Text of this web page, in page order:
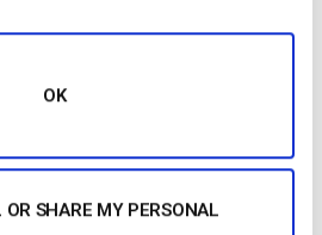
OK
OR SHARE MY PERSONAL
in ogni modulo, solo per mantenere
video.
per il tipo di dipendenti che